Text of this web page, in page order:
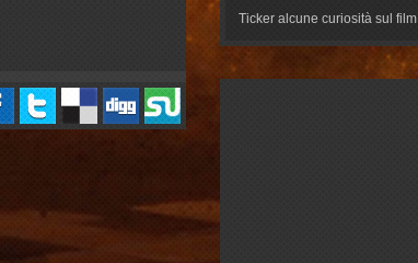
Ticker alcune curiosità sul film